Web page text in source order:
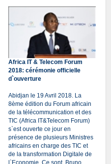
Africa IT & Telecom Forum
2018: cérémonie officielle
d`ouverture
Abidjan le 19 Avril 2018. La
8ème édition du Forum africain
de la télécommunication et des
TIC (Africa IT&Telecom Forum)
s`est ouverte ce jour en
présence de plusieurs Ministres
africains en charge des TIC et
de la transformation Digitale de
l`Economie. Ce sont, Bruno